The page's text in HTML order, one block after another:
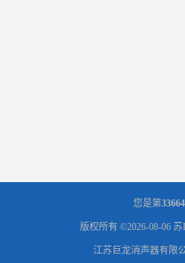
您是第
版权所有 ©2026-08-06 苏
江苏巨龙消声器有限